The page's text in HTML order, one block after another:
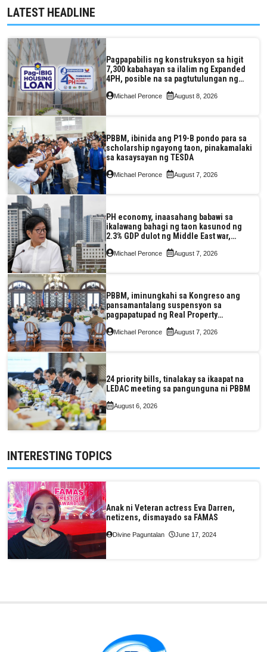
LATEST HEADLINE
Pagpapabilis ng konstruksyon sa higit
7,300 kabahayan sa ilalim ng Expanded
4PH, posible na sa pagtutulungan ng
Pag-IBIG at P.A. Alvarez
Michael Peronce August 8, 2026
PBBM, ibinida ang P19-B pondo para sa
scholarship ngayong taon, pinakamalaki
sa kasaysayan ng TESDA
Michael Peronce August 7, 2026
PH economy, inaasahang babawi sa
ikalawang bahagi ng taon kasunod ng
2.3% GDP dulot ng Middle East war,
pagkaantala ng public construction
Michael Peronce August 7, 2026
PBBM, iminungkahi sa Kongreso ang
pansamantalang suspensyon sa
pagpapatupad ng Real Property
Valuation and Assessment Reform Act
Michael Peronce August 7, 2026
24 priority bills, tinalakay sa ikaapat na
LEDAC meeting sa pangunguna ni PBBM
August 6, 2026
INTERESTING TOPICS
Anak ni Veteran actress Eva Darren,
netizens, dismayado sa FAMAS
Divine Paguntalan June 17, 2024